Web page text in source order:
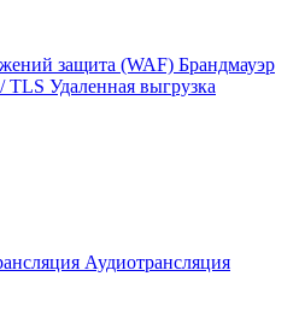
защита (WAF) Брандмауэр
TLS Удаленная выгрузка
Аудиотрансляция